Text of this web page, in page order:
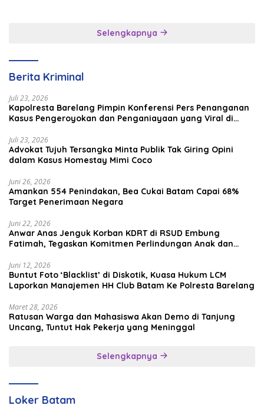
Brunei–Malaysia
Selengkapnya
Berita Kriminal
Juli 23, 2026
Kapolresta Barelang Pimpin Konferensi Pers Penanganan
Kasus Pengeroyokan dan Penganiayaan yang Viral di
Juli 23, 2026
Advokat Tujuh Tersangka Minta Publik Tak Giring Opini
dalam Kasus Homestay Mimi Coco
Juni 26, 2026
Amankan 554 Penindakan, Bea Cukai Batam Capai 68%
Target Penerimaan Negara
Juni 22, 2026
Anwar Anas Jenguk Korban KDRT di RSUD Embung
Fatimah, Tegaskan Komitmen Perlindungan Anak dan
Juni 12, 2026
Buntut Foto ‘Blacklist’ di Diskotik, Kuasa Hukum LCM
Laporkan Manajemen HH Club Batam Ke Polresta Barelang
Maret 28, 2026
Ratusan Warga dan Mahasiswa Akan Demo di Tanjung
Uncang, Tuntut Hak Pekerja yang Meninggal
Selengkapnya
Loker Batam